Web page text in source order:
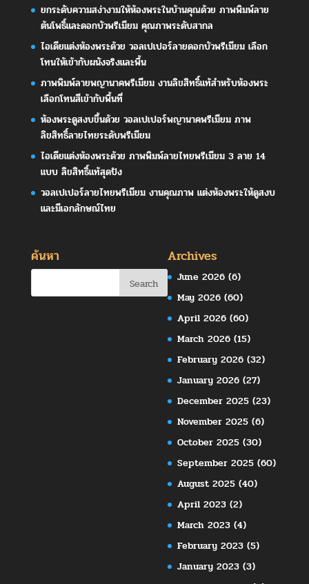
ยกระดับความสง่างามให้ห้องพระในบ้านคุณด้วย ภาพพิมพ์ลาย
ต้นโพธิ์และดอกบัวพรีเมียม คุณภาพระดับสากล
ไอเดียแต่งห้องพระด้วย วอลเปเปอร์ลายดอกบัวพรีเมียม เลือก
โทนให้เข้ากับผนังจริงและพื้น
ภาพพิมพ์ลายพญานาคพรีเมียม งานลิขสิทธิ์แท้สำหรับห้องพระ
เลือกโทนสีเข้ากับพื้นที่
ห้องพระดูสงบขึ้นด้วย วอลเปเปอร์พญานาคพรีเมียม ภาพ
ลิขสิทธิ์ลายไทยระดับพรีเมียม
ไอเดียแต่งห้องพระด้วย ภาพพิมพ์ลายไทยพรีเมียม 3 ลาย 14
แบบ ลิขสิทธิ์แท้สุดปัง
วอลเปเปอร์ลายไทยพรีเมียม งานคุณภาพ แต่งห้องพระให้ดูสงบ
และมีเอกลักษณ์ไทย
ค้นหา Archives
June 2026 (6)
May 2026 (60)
April 2026 (60)
March 2026 (15)
February 2026 (32)
January 2026 (27)
December 2025 (23)
November 2025 (6)
October 2025 (30)
September 2025 (60)
August 2025 (40)
April 2023 (2)
March 2023 (4)
February 2023 (5)
January 2023 (3)